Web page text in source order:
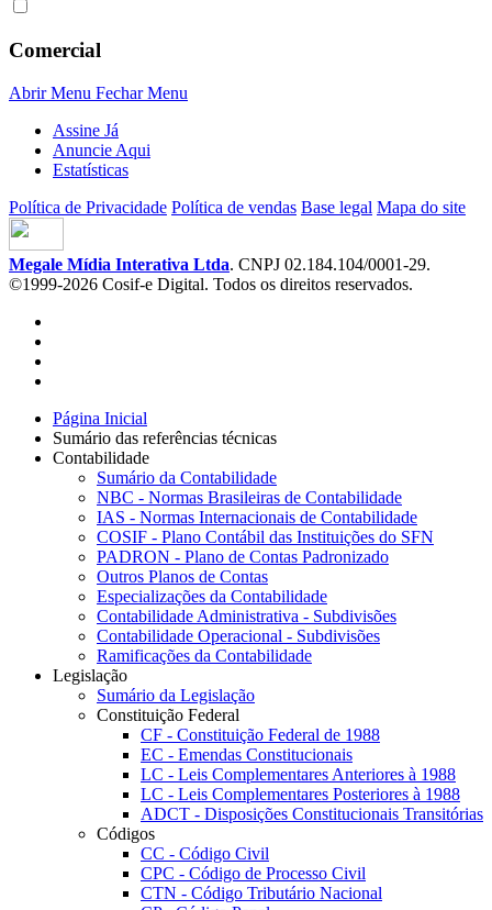
Comercial
Abrir Menu Fechar Menu
Assine Já
Anuncie Aqui
Estatísticas
Política de Privacidade Política de vendas Base legal Mapa do site
Megale Mídia Interativa Ltda. CNPJ 02.184.104/0001-29.
©1999-2026 Cosif-e Digital. Todos os direitos reservados.
Página Inicial
Sumário das referências técnicas
Contabilidade
Sumário da Contabilidade
NBC - Normas Brasileiras de Contabilidade
IAS - Normas Internacionais de Contabilidade
COSIF - Plano Contábil das Instituições do SFN
PADRON - Plano de Contas Padronizado
Outros Planos de Contas
Especializações da Contabilidade
Contabilidade Administrativa - Subdivisões
Contabilidade Operacional - Subdivisões
Ramificações da Contabilidade
Legislação
Sumário da Legislação
Constituição Federal
CF - Constituição Federal de 1988
EC - Emendas Constitucionais
LC - Leis Complementares Anteriores à 1988
LC - Leis Complementares Posteriores à 1988
ADCT - Disposições Constitucionais Transitórias
Códigos
CC - Código Civil
CPC - Código de Processo Civil
CTN - Código Tributário Nacional